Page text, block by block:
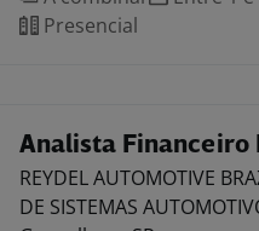
Presencial
Analista Financeiro
REYDEL AUTOMOTIVE
DE SISTEMAS